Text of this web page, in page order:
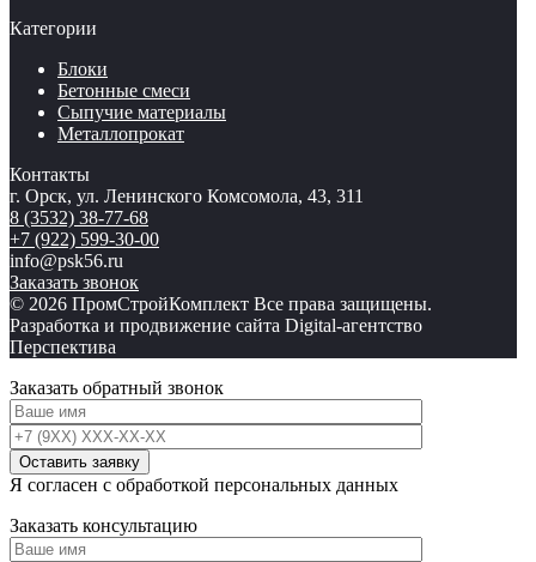
Категории
Блоки
Бетонные смеси
Сыпучие материалы
Металлопрокат
Контакты
г. Орск, ул. Ленинского Комсомола, 43, 311
8 (3532) 38-77-68
+7 (922) 599-30-00
info@psk56.ru
Заказать звонок
© 2026 ПромСтройКомплект Все права защищены.
Разработка и продвижение сайта Digital-агентство
Перспектива
Заказать обратный звонок
Я согласен с обработкой персональных данных
Заказать консультацию